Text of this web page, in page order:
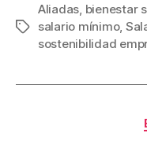
c
e
o
tt
er
ail
Etiquetas
Aliadas, bienestar
salario mínimo,
sostenibilidad